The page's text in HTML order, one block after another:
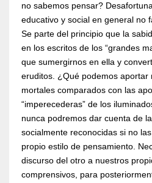
no sabemos pensar?
educativo y social en general no
Se parte del principio que la
en los escritos de los “grandes
que sumergirnos en ella y
eruditos. ¿Qué podemos aportar
mortales comparados con las
“imperecederas” de los
nunca podremos dar cuenta de
socialmente reconocidas si no
propio estilo de pensamiento.
discurso del otro a nuestros
comprensivos, para